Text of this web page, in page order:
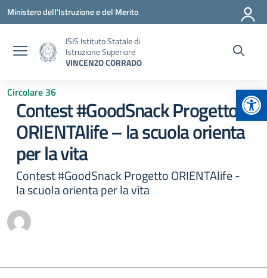
Vai ai contenuti
Vai al menu di navigazione
Vai al footer
Ministero dell'Istruzione e del Merito
ISIS Istituto Statale di
Istruzione Superiore
VINCENZO CORRADO
Circolare 36
Contest #GoodSnack Progetto
ORIENTAlife – la scuola orienta
per la vita
Contest #GoodSnack Progetto ORIENTAlife -
la scuola orienta per la vita